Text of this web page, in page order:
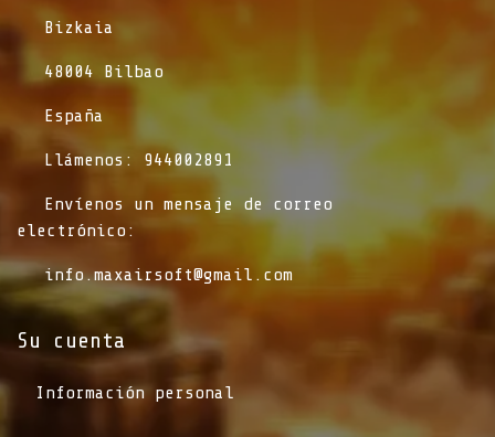
​Bizkaia
​48004 Bilbao
​España
​Llámenos: 944002891
​Envíenos un mensaje de correo
electrónico:
info.maxairsoft@gmail.com
Su cuenta
Información personal